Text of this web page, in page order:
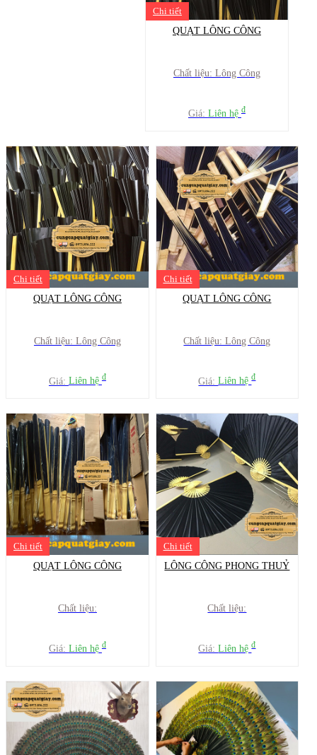
Chi tiết
QUẠT LÔNG CÔNG
Chất liệu: Lông Công
Giá: Liên hệ đ
Chi tiết
QUẠT LÔNG CÔNG
Chất liệu: Lông Công
Giá: Liên hệ đ
Chi tiết
QUẠT LÔNG CÔNG
Chất liệu: Lông Công
Giá:Liên hệđ
Chi tiết
QUẠT LÔNG CÔNG
Chất liệu:
Giá: Liên hệ đ
Chi tiết
LÔNG CÔNG PHONG THUỶ
Chất liệu:
Giá:Liên hệđ